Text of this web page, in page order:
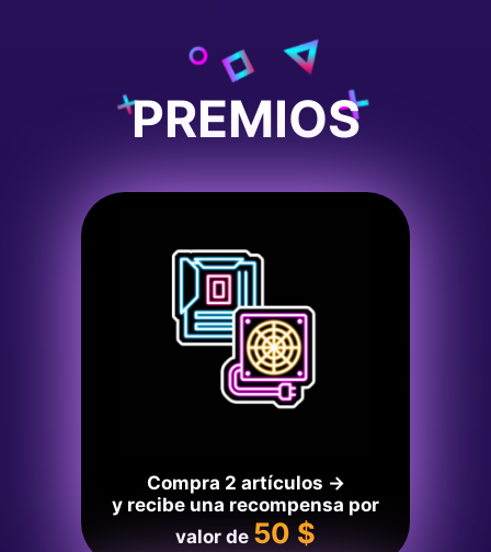
PREMIOS
Compra 2 artículos →
y recibe una recompensa por
valor de 50 $